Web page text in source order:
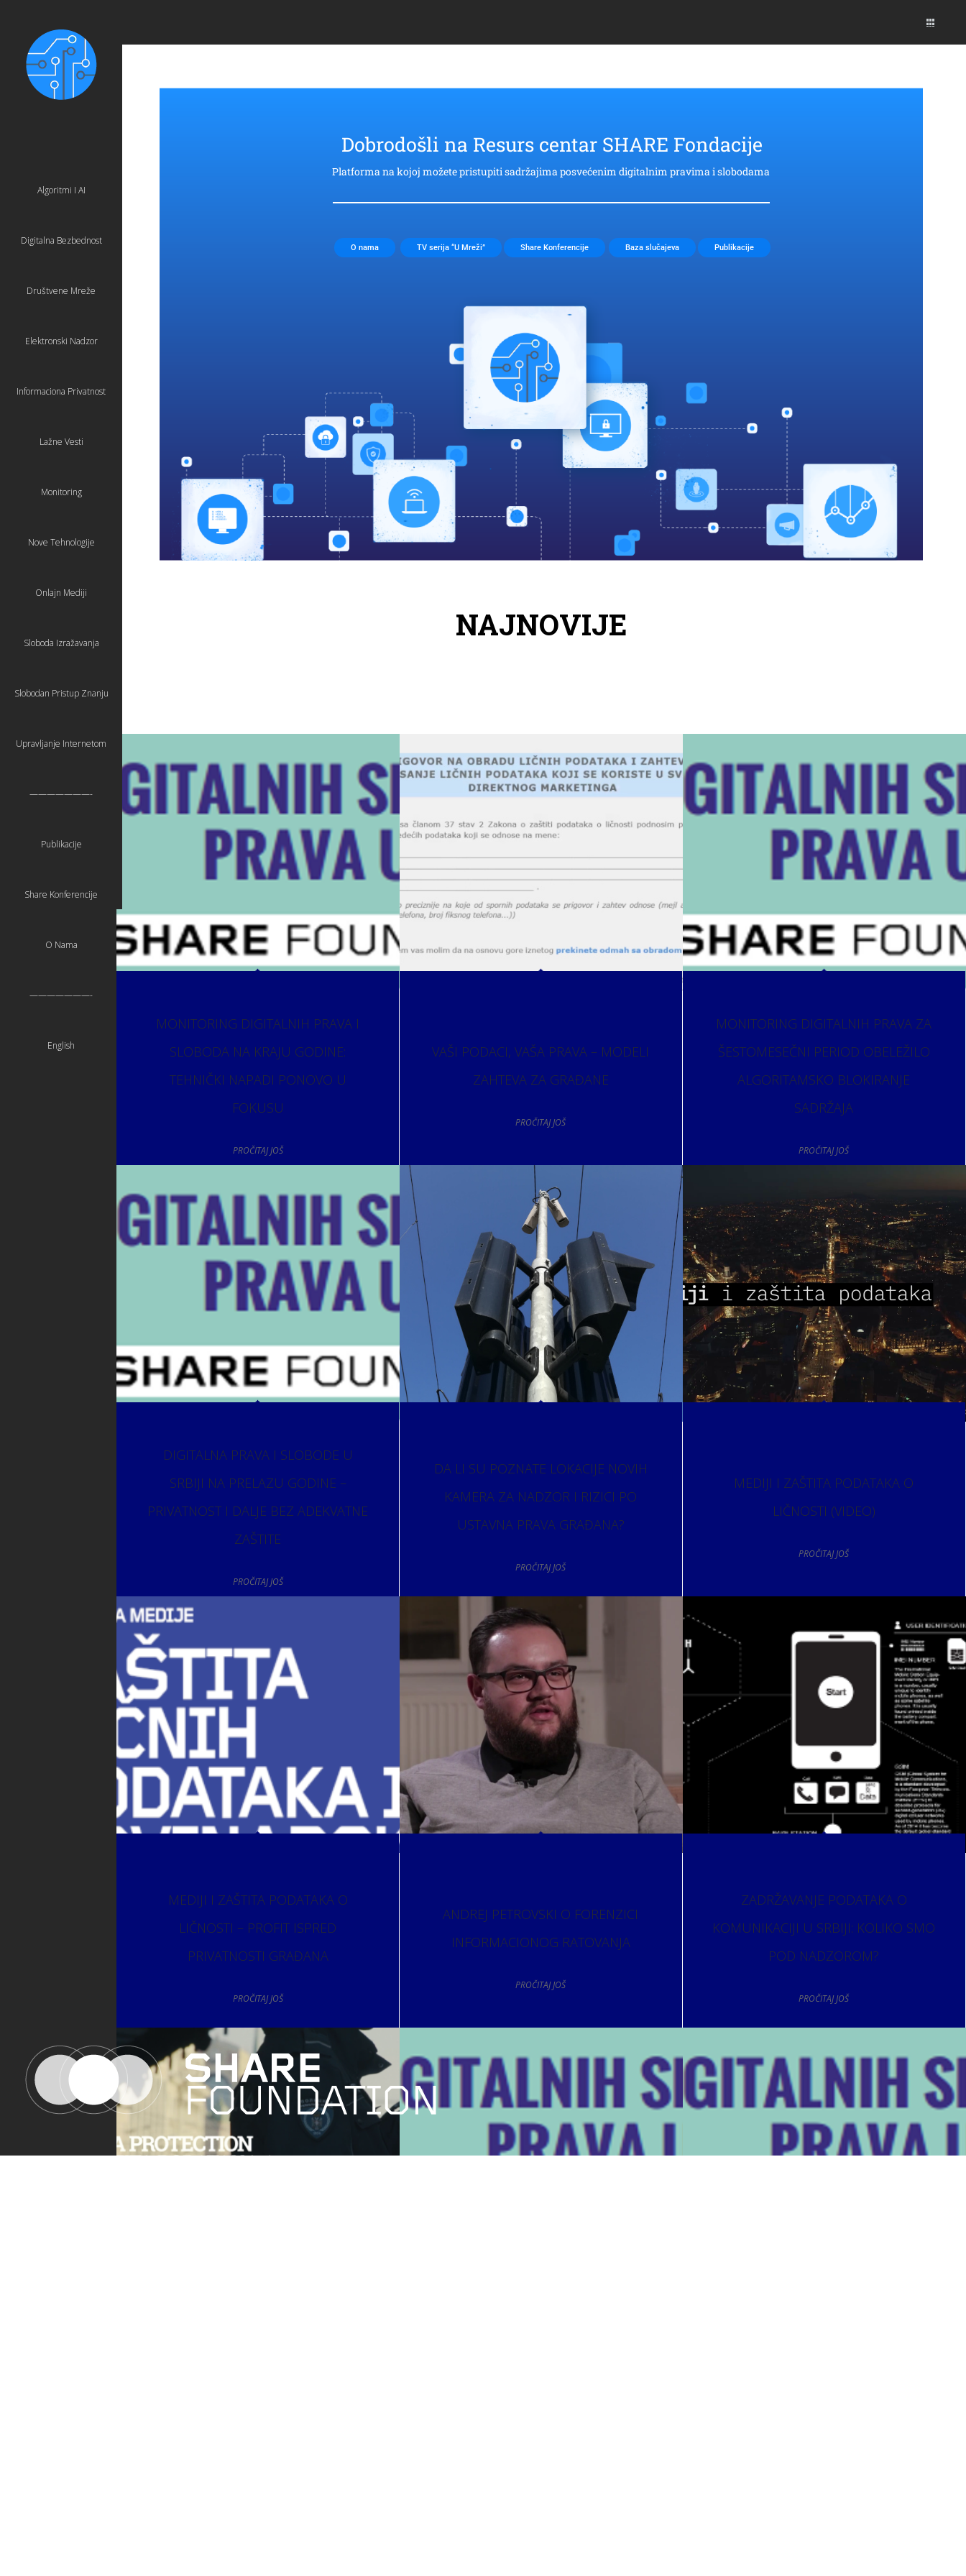
Algoritmi I AI
Digitalna Bezbednost
Društvene Mreže
Elektronski Nadzor
Informaciona Privatnost
Lažne Vesti
Monitoring
Nove Tehnologije
Onlajn Mediji
Sloboda Izražavanja
Slobodan Pristup Znanju
Upravljanje Internetom
———————-
Publikacije
Share Konferencije
O Nama
———————-
English
Dobrodošli na Resurs centar SHARE Fondacije
Platforma na kojoj možete pristupiti sadržajima posvećenim digitalnim pravima i slobodama
O nama TV serija “U Mreži” Share Konferencije Publikacije
Baza slučajeva
NAJNOVIJE
MONITORING DIGITALNIH PRAVA I
SLOBODA NA KRAJU GODINE:
TEHNIČKI NAPADI PONOVO U
FOKUSU
PROČITAJ JOŠ
VAŠI PODACI, VAŠA PRAVA – MODELI
ZAHTEVA ZA GRAĐANE
PROČITAJ JOŠ
MONITORING DIGITALNIH PRAVA ZA
ŠESTOMESEČNI PERIOD OBELEŽILO
ALGORITAMSKO BLOKIRANJE
SADRŽAJA
PROČITAJ JOŠ
DIGITALNA PRAVA I SLOBODE U
SRBIJI NA PRELAZU GODINE –
PRIVATNOST I DALJE BEZ ADEKVATNE
ZAŠTITE
PROČITAJ JOŠ
DA LI SU POZNATE LOKACIJE NOVIH
KAMERA ZA NADZOR I RIZICI PO
USTAVNA PRAVA GRAĐANA?
PROČITAJ JOŠ
MEDIJI I ZAŠTITA PODATAKA O
LIČNOSTI (VIDEO)
PROČITAJ JOŠ
MEDIJI I ZAŠTITA PODATAKA O
LIČNOSTI – PROFIT ISPRED
PRIVATNOSTI GRAĐANA
PROČITAJ JOŠ
ANDREJ PETROVSKI O FORENZICI
INFORMACIONOG RATOVANJA
PROČITAJ JOŠ
ZADRŽAVANJE PODATAKA O
KOMUNIKACIJI U SRBIJI: KOLIKO SMO
POD NADZOROM?
PROČITAJ JOŠ